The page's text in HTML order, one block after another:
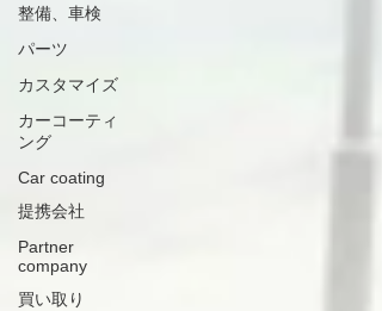
整備、車検
パーツ
カスタマイズ
カーコーティ
ング
Car coating
提携会社
Partner
company
買い取り